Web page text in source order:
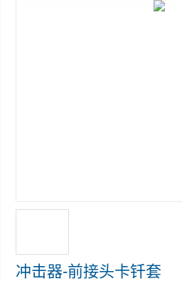
冲击器-前接头卡钎套